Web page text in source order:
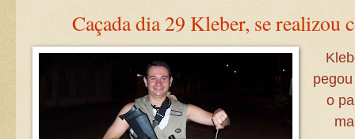
Caçada dia 29 Kleber, se realizou
o